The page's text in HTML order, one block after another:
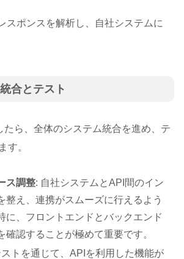
スポンスを解析し、自社システムに
合とテスト
たら、全体のシステム統合を進め、テ
す。
ス調整: 自社システムとAPI間のイン
整え、連携がスムーズに行えるよう
に、フロントエンドとバックエンド
確認することが極めて重要です。
ストを通じて、APIを利用した機能が